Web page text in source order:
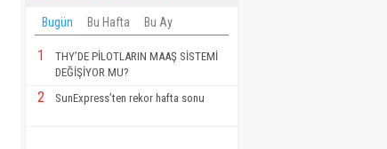
Bugün Bu Hafta Bu Ay
1
THY’DE PİLOTLARIN MAAŞ SİSTEMİ
DEĞİŞİYOR MU?
2 SunExpress’ten rekor hafta sonu